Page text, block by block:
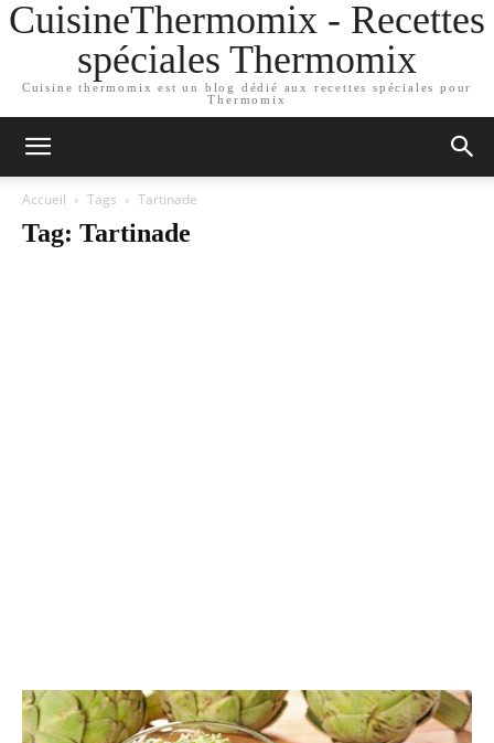
CuisineThermomix - Recettes
spéciales Thermomix
Cuisine thermomix est un blog dédié aux recettes spéciales pour
Thermomix
Accueil Tags Tartinade
Tag: Tartinade